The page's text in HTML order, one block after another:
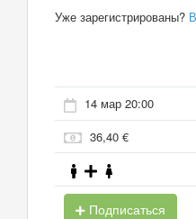
Уже зарегистрированы?
14 мар 20:00
36,40 €
Подписаться